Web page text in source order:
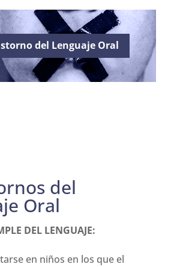
del Lenguaje Oral
del
Oral
DEL LENGUAJE:
en niños en los que el